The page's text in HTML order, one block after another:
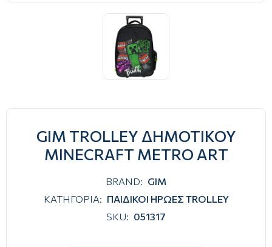
GIM TROLLEY ΔΗΜΟΤΙΚΟΥ
MINECRAFT METRO ART
BRAND: GIM
ΚΑΤΗΓΟΡΙΑ: ΠΑΙΔΙΚΟΙ ΗΡΩΕΣ TROLLEY
SKU: 051317